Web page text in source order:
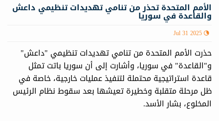
الأمم المتحدة تحذر من تنامي تهديدات تنظيمي داعش
والقاعدة في سوريا
Jul 31 2025
حذرت الأمم المتحدة من تنامي تهديدات تنظيمي "داعش"
و"القاعدة" في سوريا، وأشارت إلى أن سوريا باتت تمثل
قاعدة استراتيجية محتملة لتنفيذ عمليات خارجية، خاصة في
ظل مرحلة متقلبة وخطيرة تعيشها بعد سقوط نظام الرئيس
المخلوع، بشار الأسد.